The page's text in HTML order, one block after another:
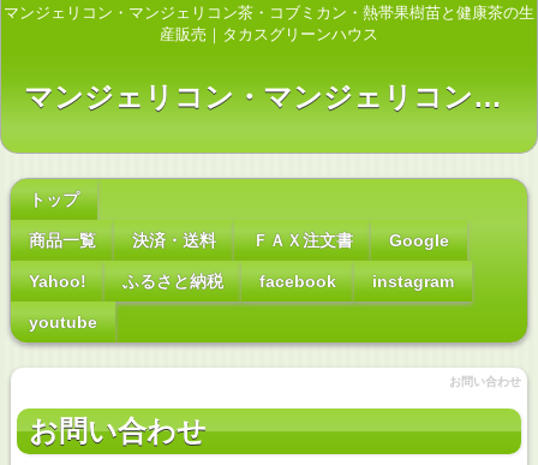
マンジェリコン・マンジェリコン茶・コブミカン・熱帯果樹苗と健康茶の生
産販売｜タカスグリーンハウス
マンジェリコン・マンジェリコン茶・コブミカン・熱帯果樹苗とお茶の生産販売｜タカスグリーンハウス
トップ
商品一覧 決済・送料 ＦＡＸ注文書 Google
Yahoo! ふるさと納税 facebook instagram
youtube
お問い合わせ
お問い合わせ